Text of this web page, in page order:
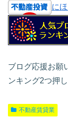
に
ブログ応援お願
ンキング2つ押
不動産賃貸業